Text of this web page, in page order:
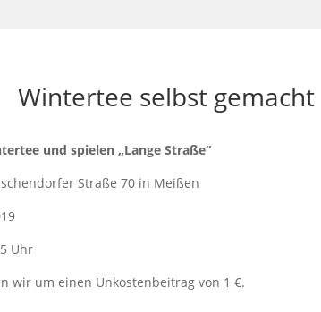
Wintertee selbst gemacht
und spielen „Lange Straße“
Straße 70 in Meißen
Uhr
wir um einen Unkostenbeitrag von 1 €.